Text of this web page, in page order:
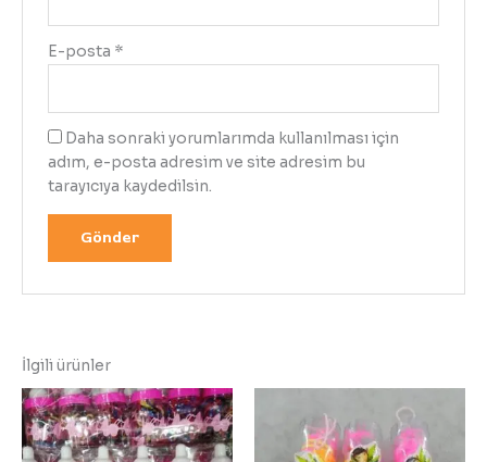
E-posta *
Daha sonraki yorumlarımda kullanılması için
adım, e-posta adresim ve site adresim bu
tarayıcıya kaydedilsin.
İlgili ürünler